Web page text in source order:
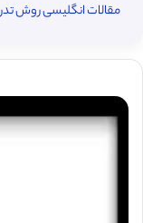
مقالات انگلیسی روش